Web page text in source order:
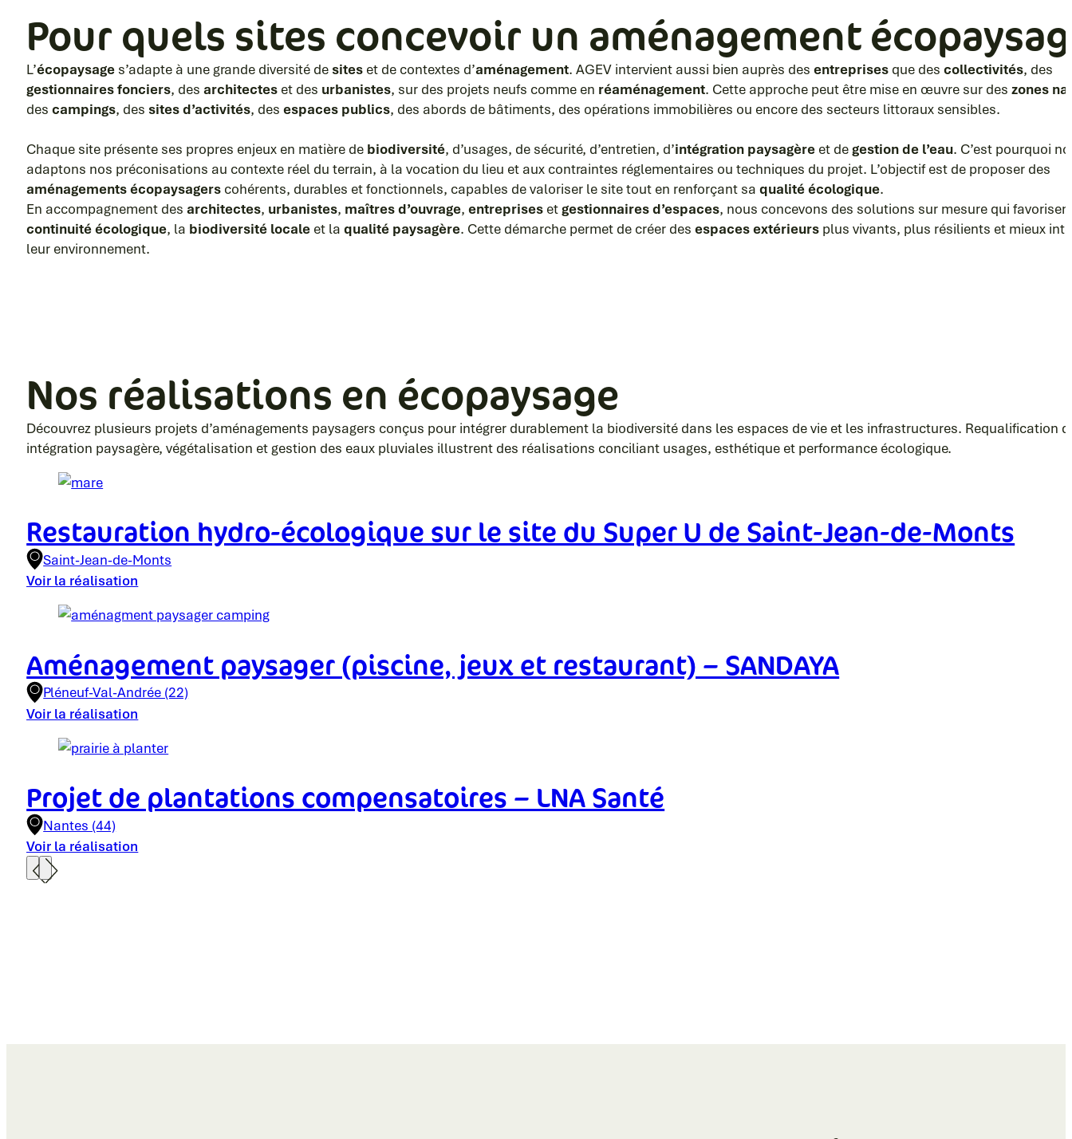
Pour quels sites concevoir un aménagement
L’écopaysage s’adapte à une grande diversité de sites et de contextes d’aménagement. AGEV intervient aussi bien auprès desentreprises que descollectivités, des
gestionnaires fonciers, desarchitectes et des urbanistes, sur des projets neufs comme en réaménagement. Cette approche peut être mise en œuvre sur deszones
descampings, des sites d’activités, desespaces publics, des abords de bâtiments, des opérations immobilières ou encore des secteurs littoraux sensibles.
Chaque site présente ses propres enjeux en matière de biodiversité, d’usages, de sécurité, d’entretien, d’intégration paysagère et degestion de l’eau. C’est pourquoi
adaptons nos préconisations au contexte réel du terrain, à la vocation du lieu et aux contraintes réglementaires ou techniques du projet. L’objectif est de proposer des
aménagements écopaysagers cohérents, durables et fonctionnels, capables de valoriser le site tout en renforçant saqualité écologique.
En accompagnement desarchitectes, urbanistes, maîtres d’ouvrage,entreprises etgestionnaires d’espaces, nous concevons des solutions sur mesure qui
continuité écologique, la biodiversité locale et laqualité paysagère. Cette démarche permet de créer desespaces extérieurs plus vivants, plus résilients et mieux
leur environnement.
Nos réalisations en écopaysage
Découvrez plusieurs projets d’aménagements paysagers conçus pour intégrer durablement la biodiversité dans les espaces de vie et les infrastructures. Requalification
intégration paysagère, végétalisation et gestion des eaux pluviales illustrent des réalisations conciliant usages, esthétique et performance écologique.
Restauration hydro-écologique sur le site du Super U de Saint-Jean-de-Monts
Saint-Jean-de-Monts
Voir la réalisation
Aménagement paysager (piscine, jeux et restaurant) – SANDAYA
Pléneuf-Val-Andrée (22)
Voir la réalisation
Projet de plantations compensatoires – LNA Santé
Nantes (44)
Voir la réalisation